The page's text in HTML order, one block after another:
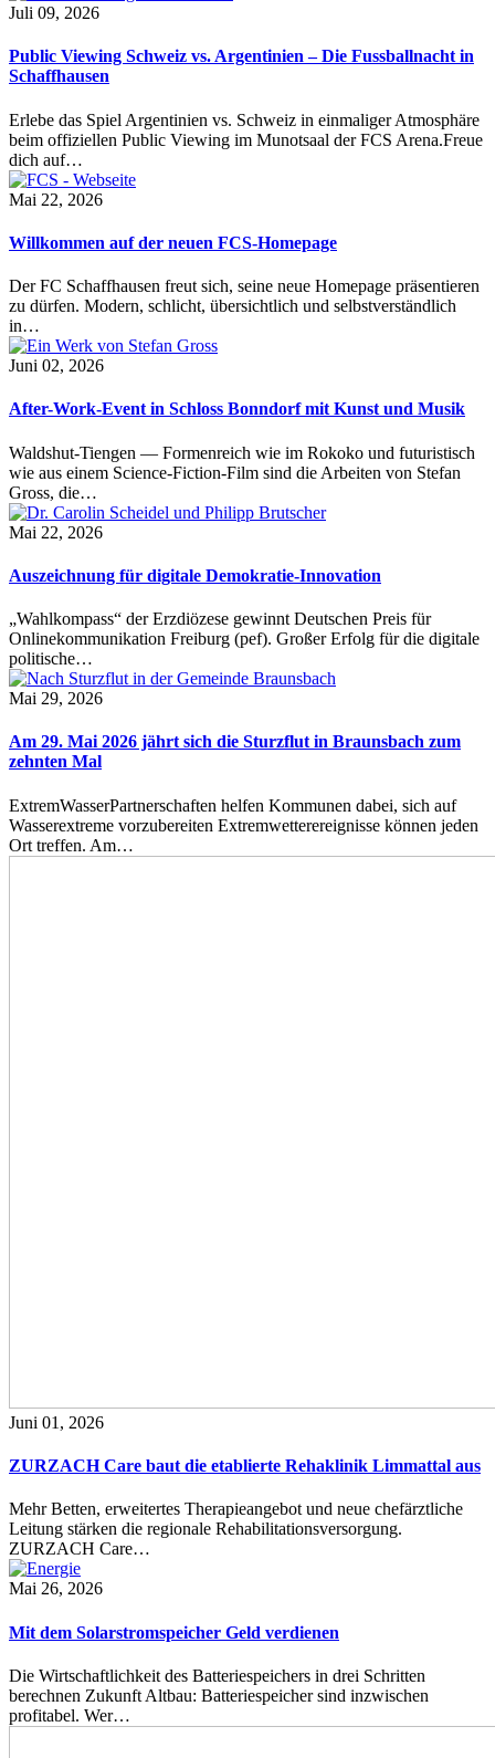
Juli 09, 2026
Public Viewing Schweiz vs. Argentinien – Die Fussballnacht in
Schaffhausen
Erlebe das Spiel Argentinien vs. Schweiz in einmaliger Atmosphäre
beim offiziellen Public Viewing im Munotsaal der FCS Arena.Freue
dich auf…
Mai 22, 2026
Willkommen auf der neuen FCS-Homepage
Der FC Schaffhausen freut sich, seine neue Homepage präsentieren
zu dürfen. Modern, schlicht, übersichtlich und selbstverständlich
in…
Juni 02, 2026
After-Work-Event in Schloss Bonndorf mit Kunst und Musik
Waldshut-Tiengen — Formenreich wie im Rokoko und futuristisch
wie aus einem Science-Fiction-Film sind die Arbeiten von Stefan
Gross, die…
Mai 22, 2026
Auszeichnung für digitale Demokratie-Innovation
„Wahlkompass“ der Erzdiözese gewinnt Deutschen Preis für
Onlinekommunikation Freiburg (pef). Großer Erfolg für die digitale
politische…
Mai 29, 2026
Am 29. Mai 2026 jährt sich die Sturzflut in Braunsbach zum
zehnten Mal
ExtremWasserPartnerschaften helfen Kommunen dabei, sich auf
Wasserextreme vorzubereiten Extremwetterereignisse können jeden
Ort treffen. Am…
Juni 01, 2026
ZURZACH Care baut die etablierte Rehaklinik Limmattal aus
Mehr Betten, erweitertes Therapieangebot und neue chefärztliche
Leitung stärken die regionale Rehabilitationsversorgung.
ZURZACH Care…
Mai 26, 2026
Mit dem Solarstromspeicher Geld verdienen
Die Wirtschaftlichkeit des Batteriespeichers in drei Schritten
berechnen Zukunft Altbau: Batteriespeicher sind inzwischen
profitabel. Wer…